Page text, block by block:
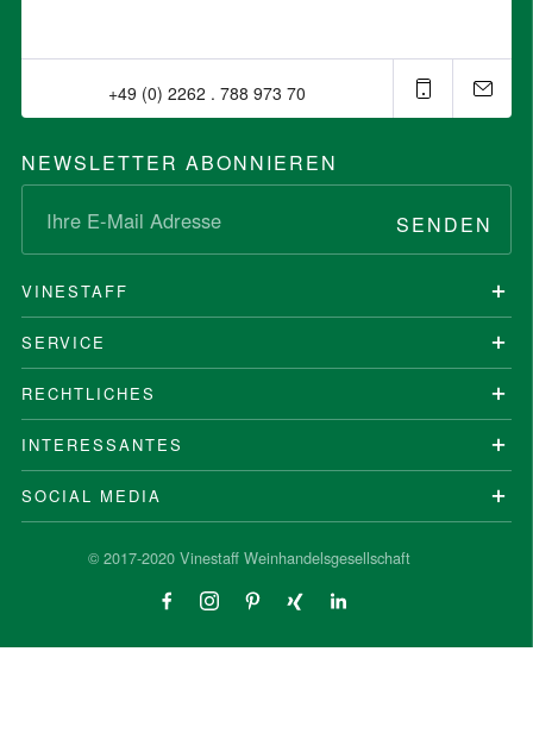
+49 (0) 2262 . 788 973 70⁠
NEWSLETTER ABONNIEREN
SENDEN
VINESTAFF
SERVICE
RECHTLICHES
INTERESSANTES
SOCIAL MEDIA
© 2017-2020 Vinestaff Weinhandelsgesellschaft